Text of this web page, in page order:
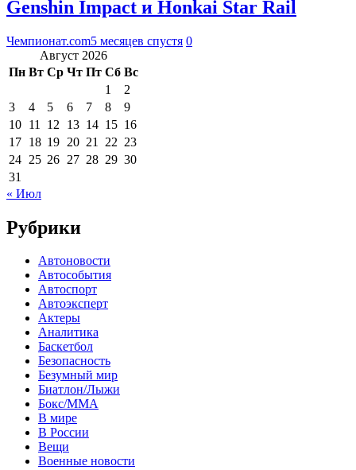
Genshin Impact и Honkai Star Rail
Чемпионат.com5 месяцев спустя 0
Август 2026
Пн Вт Ср Чт Пт Сб Вс
1
2
3
4 5 6 7 8
9
10 11 12 13 14 15 16
17 18 19 20 21 22 23
24 25 26 27 28 29 30
31
« Июл
Рубрики
Автоновости
Автособытия
Автоспорт
Автоэксперт
Актеры
Аналитика
Баскетбол
Безопасность
Безумный мир
Биатлон/Лыжи
Бокс/MMA
В мире
В России
Вещи
Военные новости